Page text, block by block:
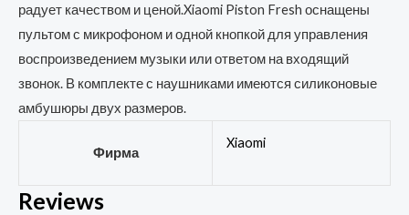
радует качеством и ценой.Xiaomi Piston Fresh оснащены
пультом с микрофоном и одной кнопкой для управления
воспроизведением музыки или ответом на входящий
звонок. В комплекте с наушниками имеются силиконовые
амбушюры двух размеров.
Фирма
Xiaomi
Reviews